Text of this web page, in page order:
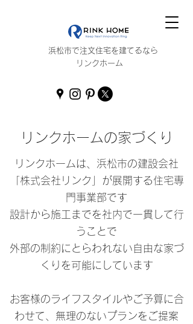
浜松市で注文住宅を建てるなら
リンクホーム
リンクホームの家づくり
リンクホームは、浜松市の建設会社
「株式会社リンク」が展開する住宅専
門事業部です
設計から施工までを社内で一貫して行
うことで
外部の制約にとらわれない自由な家づ
くりを可能にしています
お客様のライフスタイルやご予算に合
わせて、無理のないプランをご提案